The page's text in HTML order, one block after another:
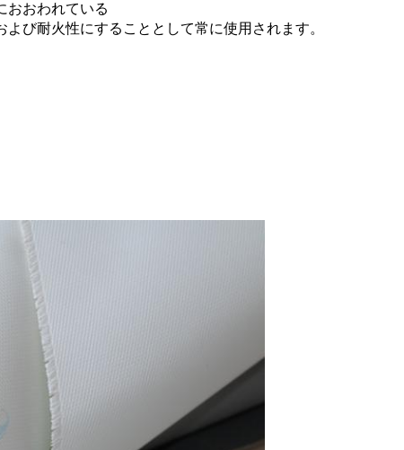
おおわれている
び耐火性にすることとして常に使用されます。